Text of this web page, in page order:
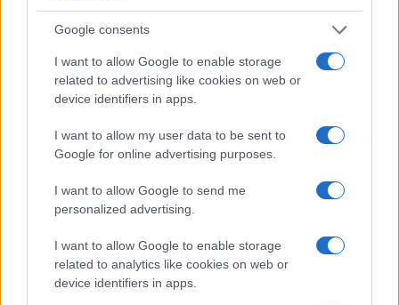
Google consents
I want to allow Google to enable storage
related to advertising like cookies on web or
device identifiers in apps.
I want to allow my user data to be sent to
Google for online advertising purposes.
I want to allow Google to send me
personalized advertising.
I want to allow Google to enable storage
related to analytics like cookies on web or
device identifiers in apps.
A diósjenői aranylelet ezzel szemben egy hányatott sorsú,
különleges tárgyegyüttes, melyet a rendőrség foglalt le. Az
illegális keresőzés nyomán előkerült aranytárgyak egy
részét menekülés közben a Dunába dobták. Ez jelentősen
megnehezítette a régészek munkáját, sajnos kontextus